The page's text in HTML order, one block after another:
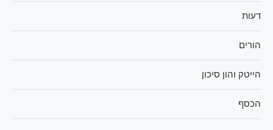
דעות
הורים
הייטק והון סיכון
הכסף